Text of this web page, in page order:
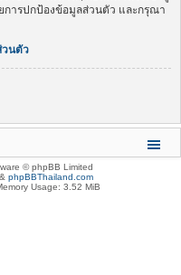
การปกป้องข้อมูลส่วนตัว และกรุณา
วนตัว
© phpBB Limited
phpBBThailand.com
Usage: 3.52 MiB